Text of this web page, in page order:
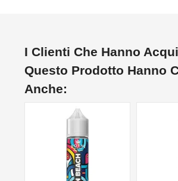
I Clienti Che Hanno
Questo Prodotto Hanno
Anche: